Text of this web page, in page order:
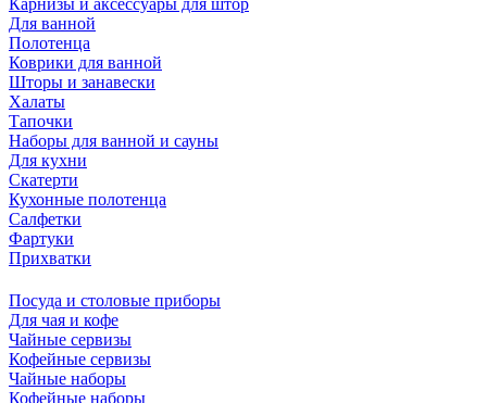
Карнизы и аксессуары для штор
Для ванной
Полотенца
Коврики для ванной
Шторы и занавески
Халаты
Тапочки
Наборы для ванной и сауны
Для кухни
Скатерти
Кухонные полотенца
Салфетки
Фартуки
Прихватки
Посуда и столовые приборы
Для чая и кофе
Чайные сервизы
Кофейные сервизы
Чайные наборы
Кофейные наборы